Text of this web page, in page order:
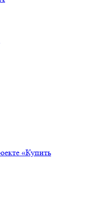
«Купить